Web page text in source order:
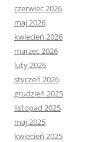
czerwiec 2026
maj 2026
kwiecień 2026
marzec 2026
luty 2026
styczeń 2026
grudzień 2025
listopad 2025
maj 2025
kwiecień 2025